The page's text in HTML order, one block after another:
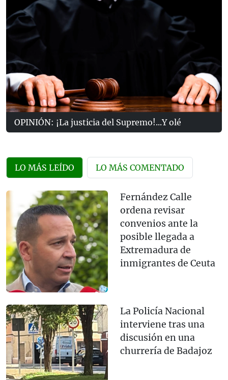
OPINIÓN: ¡La justicia del Supremo!...Y olé
LO MÁS LEÍDO LO MÁS COMENTADO
Fernández Calle
ordena revisar
convenios ante la
posible llegada a
Extremadura de
inmigrantes de Ceuta
La Policía Nacional
interviene tras una
discusión en una
churrería de Badajoz